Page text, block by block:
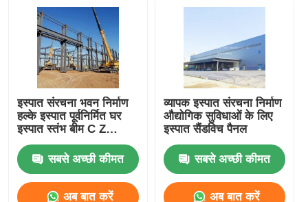
इस्पात संरचना पोल्ट्री हाउस
इस्पात संरचना जल टैंक टॉवर
इस्पात संरचना भवन निर्माण
पाउडर लेपित स्टील संरचना
इस्पात संरचना भवन निर्माण
हल्के इस्पात पूर्वनिर्मित घर
इस्पात स्तंभ बीम C Z
Purlin
सबसे अच्छी कीमत
अब बात करें
व्यापक इस्पात संरचना निर्माण
औद्योगिक सुविधाओं के लिए
इस्पात सैंडविच पैनल
सबसे अच्छी कीमत
अब बात करें